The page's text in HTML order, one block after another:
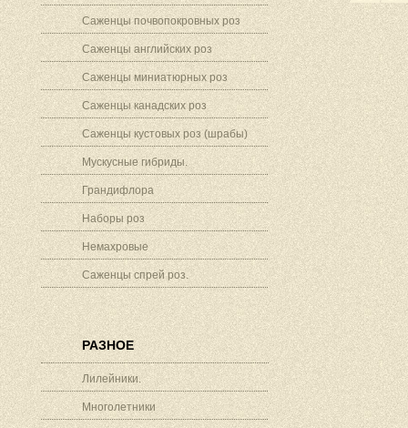
Саженцы почвопокровных роз
Саженцы английских роз
Саженцы миниатюрных роз
Саженцы канадских роз
Саженцы кустовых роз (шрабы)
Мускусные гибриды.
Грандифлора
Наборы роз
Немахровые
Саженцы спрей роз.
РАЗНОЕ
Лилейники.
Многолетники